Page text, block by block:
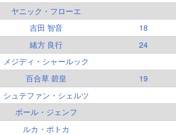
ヤニック・フローエ
吉田 智音 18
緒方 良行 24
メジディ・シャールック
百合草 碧皇 19
シュテファン・シェルツ
ポール・ジェンフ
ルカ・ポトカ